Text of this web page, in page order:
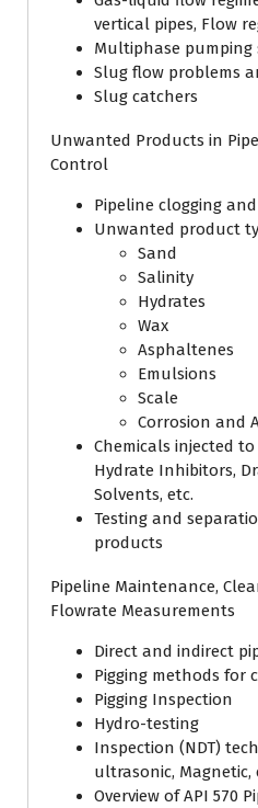
vertical pipes, Flow
Multiphase pumping
Slug flow problems
Slug catchers
Unwanted Products in
Control
Pipeline clogging
Unwanted product
Sand
Salinity
Hydrates
Wax
Asphaltenes
Emulsions
Scale
Corrosion and
Chemicals injected
Hydrate Inhibitors,
Solvents, etc.
Testing and
products
Pipeline Maintenance,
Flowrate Measurements
Direct and indirect
Pigging methods for
Pigging Inspection
Hydro-testing
Inspection (NDT)
ultrasonic, Magnetic,
Overview of API 570